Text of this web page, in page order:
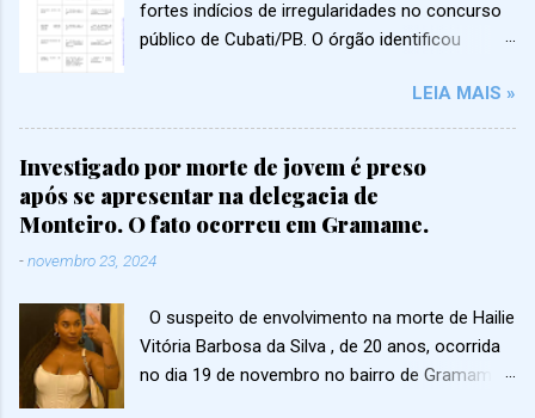
fortes indícios de irregularidades no concurso
público de Cubati/PB. O órgão identificou
candidatos ligados a gestores e até possíveis
fraudes em notas e títulos. Segundo o MP, as
investigações mostram problemas em vários
cargos: 🦷 Odontologia Candidatas nas
primeiras posições teriam recebido
pontuações incompatíveis com a experiência
real apresentada. 🩺 Agentes Comunitários de
por lei e alguns teriam vínculos diretos com a
gestão municipal, levantando suspeita de
favorecimento. 🏫 Educação Aprovadas ligadas
LEIA MAIS »
Investigado por morte de jovem é preso
após se apresentar na delegacia de
Monteiro. O fato ocorreu em Gramame.
-novembro 23, 2024
O suspeito de envolvimento na morte de Hailie
Vitória Barbosa da Silva , de 20 anos, ocorrida
no dia 19 de novembro no bairro de Gramame ,